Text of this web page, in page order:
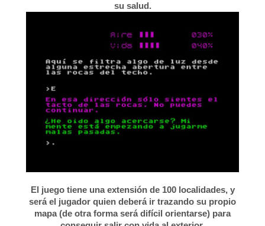
su salud.
El juego tiene una extensión de 100 localidades, y
será el jugador quien deberá ir trazando su propio
mapa (de otra forma será difícil orientarse) para